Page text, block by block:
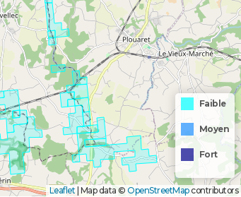
Faible
Moyen
Fort
Leaflet Map data © OpenStreetMapcontributors